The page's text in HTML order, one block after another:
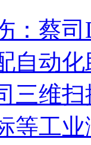
：蔡司
自动化
三维扫
等工业